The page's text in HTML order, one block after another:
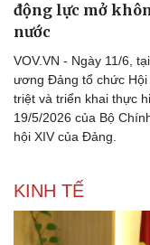
động lực mở
nước
VOV.VN - Ngày 11/6,
ương Đảng tổ chức
triệt và triển khai thực
19/5/2026 của Bộ
hội XIV của Đảng.
KINH TẾ